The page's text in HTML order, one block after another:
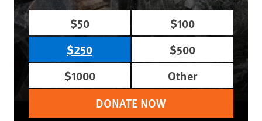
$50
$100
$250
$500
$1000
Other
DONATE NOW